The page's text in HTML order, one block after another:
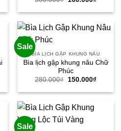
là:
tại
Sale
BÌA LỊCH GẬP KHUNG NÂU
Bìa lịch gập khung nâu Chữ
Phúc
280.000₫
Giá
là:
150.000₫Giá
tại
Sale